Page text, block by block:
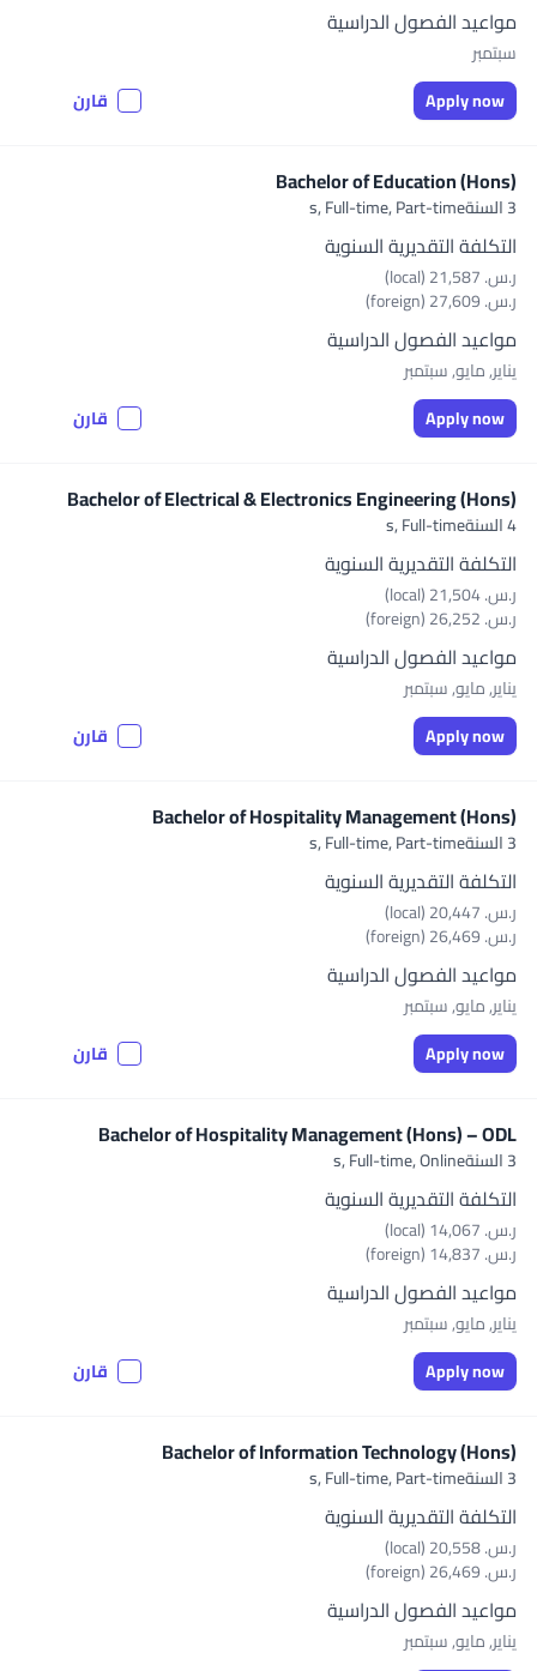
مواعيد الفصول الدراسية
سبتمبر
Apply now
قارن
Bachelor of Education (Hons)
3 السنةs, Full-time, Part-time
التكلفة التقديرية السنوية
ر.س.‏ 21,587 (local)
ر.س.‏ 27,609 (foreign)
مواعيد الفصول الدراسية
يناير, مايو, سبتمبر
Apply now
قارن
Bachelor of Electrical & Electronics Engineering (Hons)
4 السنةs, Full-time
التكلفة التقديرية السنوية
ر.س.‏ 21,504 (local)
ر.س.‏ 26,252 (foreign)
مواعيد الفصول الدراسية
يناير, مايو, سبتمبر
Apply now
قارن
Bachelor of Hospitality Management (Hons)
3 السنةs, Full-time, Part-time
التكلفة التقديرية السنوية
ر.س.‏ 20,447 (local)
ر.س.‏ 26,469 (foreign)
مواعيد الفصول الدراسية
يناير, مايو, سبتمبر
Apply now
قارن
Bachelor of Hospitality Management (Hons) – ODL
3 السنةs, Full-time, Online
التكلفة التقديرية السنوية
ر.س.‏ 14,067 (local)
ر.س.‏ 14,837 (foreign)
مواعيد الفصول الدراسية
يناير, مايو, سبتمبر
Apply now
قارن
Bachelor of Information Technology (Hons)
3 السنةs, Full-time, Part-time
التكلفة التقديرية السنوية
ر.س.‏ 20,558 (local)
ر.س.‏ 26,469 (foreign)
مواعيد الفصول الدراسية
يناير, مايو, سبتمبر